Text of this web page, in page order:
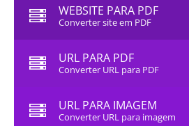
WEBSITE PARA PDF
Converter site em PDF
URL PARA PDF
Converter URL para PDF
URL PARA IMAGEM
Converter URL para imagem